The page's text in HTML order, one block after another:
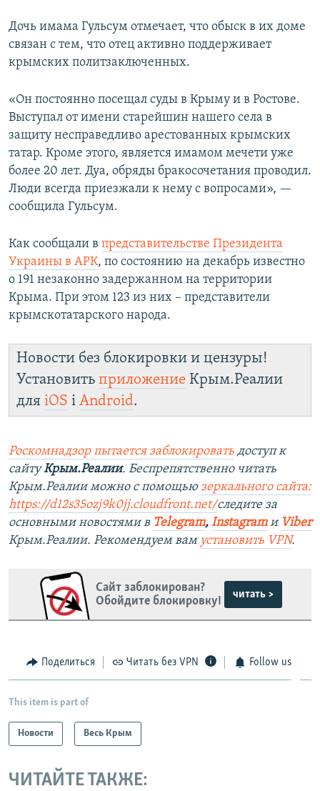
Дочь имама Гульсум отмечает, что обыск в их доме
связан с тем, что отец активно поддерживает
крымских политзаключенных.
«Он постоянно посещал суды в Крыму и в Ростове.
Выступал от имени старейшин нашего села в
защиту несправедливо арестованных крымских
татар. Кроме этого, является имамом мечети уже
более 20 лет. Дуа, обряды бракосочетания проводил.
Люди всегда приезжали к нему с вопросами», —
сообщила Гульсум.
Как сообщали в представительстве Президента
Украины в АРК, по состоянию на декабрь известно
о 191 незаконно задержанном на территории
Крыма. При этом 123 из них – представители
крымскотатарского народа.
Новости без блокировки и цензуры!
Установить приложение Крым.Реалии
для iOS і Android.
Роскомнадзор пытается заблокировать доступ к
сайтуКрым.Реалии. Беспрепятственно читать
Крым.Реалии можно с помощью зеркального сайта:
https://d12s35ozj9k0jj.cloudfront.net/следите за
основными новостями в Telegram, Instagram и Viber
Крым.Реалии. Рекомендуем вам установить VPN.
Сайт заблокирован?
Обойдите блокировку!
читать >
Поделиться Читать без VPN Follow us
This item is part of
Новости Весь Крым
ЧИТАЙТЕ ТАКЖЕ: